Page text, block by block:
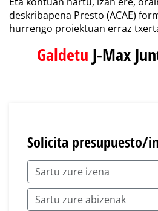
deskribapena Presto (ACAE)
hurrengo proiektuan erraz
Galdetu J-Max
Solicita presupuesto/